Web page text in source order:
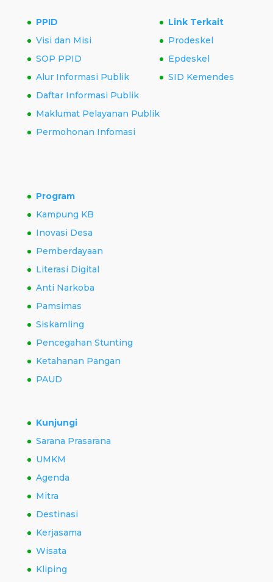
PPID
Visi dan Misi
SOP PPID
Alur Informasi Publik
Daftar Informasi Publik
Maklumat Pelayanan Publik
Permohonan Infomasi
Link Terkait
Prodeskel
Epdeskel
SID Kemendes
Program
Kampung KB
Inovasi Desa
Pemberdayaan
Literasi Digital
Anti Narkoba
Pamsimas
Siskamling
Pencegahan Stunting
Ketahanan Pangan
PAUD
Kunjungi
Sarana Prasarana
UMKM
Agenda
Mitra
Destinasi
Kerjasama
Wisata
Kliping